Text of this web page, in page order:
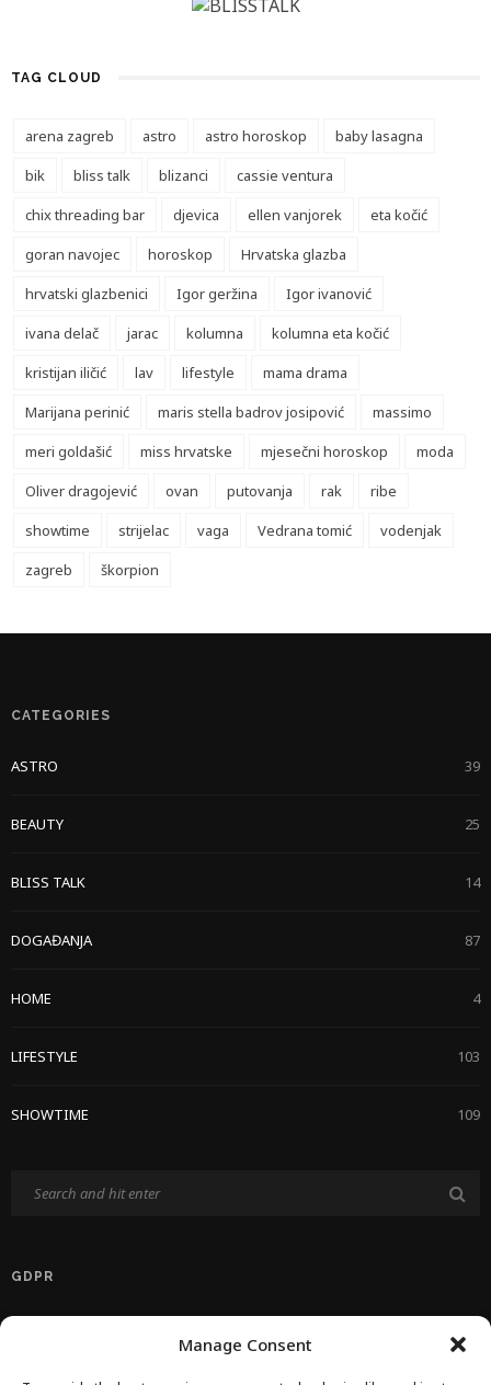
Manage Consent
TAG CLOUD
arena zagreb astro astro horoskop
baby lasagna
bik
bliss talk blizanci
cassie ventura
chix threading bar
djevica ellen vanjorek
eta kočić
goran navojec
horoskop
Hrvatska glazba
hrvatski glazbenici
Igor geržina
Igor ivanović
ivana delač
jarac kolumna
kolumna eta kočić
kristijan iličić
lav lifestyle
mama drama
Marijana perinić
maris stella badrov josipović
massimo
meri goldašić
miss hrvatske mjesečni horoskop
moda
Oliver dragojević
ovan putovanja rak
ribe
showtime
strijelac vaga Vedrana tomić
vodenjak
zagreb
škorpion
CATEGORIES
ASTRO 39
BEAUTY 25
BLISS TALK 14
DOGAĐANJA 87
HOME 4
LIFESTYLE 103
SHOWTIME 109
GDPR